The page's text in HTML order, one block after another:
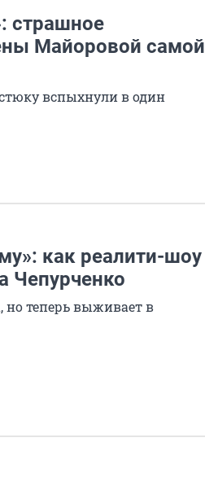
страшное
Майоровой самой
вспыхнули в один
как реалити-шоу
Чепурченко
но теперь выживает в